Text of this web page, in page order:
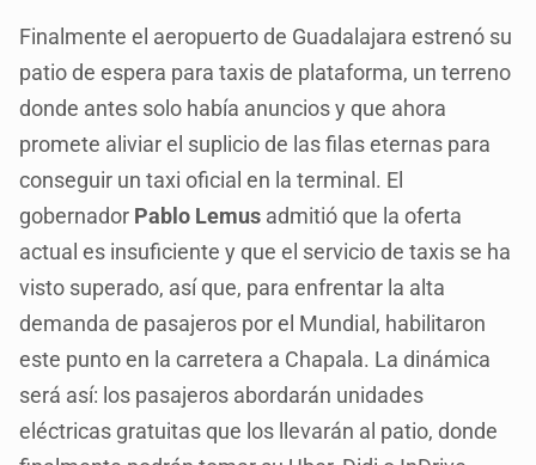
Finalmente el aeropuerto de Guadalajara estrenó su
patio de espera para taxis de plataforma, un terreno
donde antes solo había anuncios y que ahora
promete aliviar el suplicio de las filas eternas para
conseguir un taxi oficial en la terminal. El
gobernador Pablo Lemus admitió que la oferta
actual es insuficiente y que el servicio de taxis se ha
visto superado, así que, para enfrentar la alta
demanda de pasajeros por el Mundial, habilitaron
este punto en la carretera a Chapala. La dinámica
será así: los pasajeros abordarán unidades
eléctricas gratuitas que los llevarán al patio, donde